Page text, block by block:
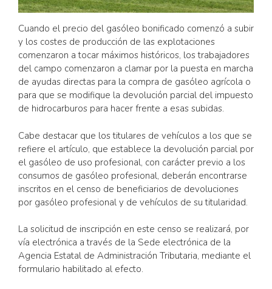
Cuando el precio del gasóleo bonificado comenzó a subir
y los costes de producción de las explotaciones
comenzaron a tocar máximos históricos, los trabajadores
del campo comenzaron a clamar por la puesta en marcha
de ayudas directas para la compra de gasóleo agrícola o
para que se modifique la devolución parcial del impuesto
de hidrocarburos para hacer frente a esas subidas.
Cabe destacar que los titulares de vehículos a los que se
refiere el artículo, que establece la devolución parcial por
el gasóleo de uso profesional, con carácter previo a los
consumos de gasóleo profesional, deberán encontrarse
inscritos en el censo de beneficiarios de devoluciones
por gasóleo profesional y de vehículos de su titularidad.
La solicitud de inscripción en este censo se realizará, por
vía electrónica a través de la Sede electrónica de la
Agencia Estatal de Administración Tributaria, mediante el
formulario habilitado al efecto.